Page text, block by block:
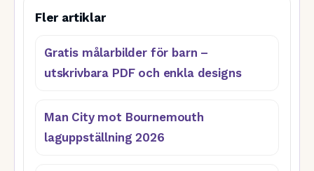
Fler artiklar
Gratis målarbilder för barn –
utskrivbara PDF och enkla designs
Man City mot Bournemouth
laguppställning 2026